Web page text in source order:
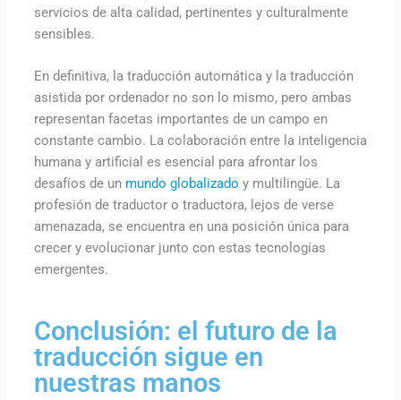
servicios de alta calidad, pertinentes y culturalmente
sensibles.
En definitiva, la traducción automática y la traducción
asistida por ordenador no son lo mismo, pero ambas
representan facetas importantes de un campo en
constante cambio. La colaboración entre la inteligencia
humana y artificial es esencial para afrontar los
desafíos de un mundo globalizado y multilingüe. La
profesión de traductor o traductora, lejos de verse
amenazada, se encuentra en una posición única para
crecer y evolucionar junto con estas tecnologías
emergentes.
Conclusión: el futuro de la
traducción sigue en
nuestras manos